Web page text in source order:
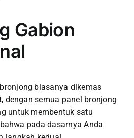
Gabion
biasanya dikemas
dengan semua panel bronjong
untuk membentuk satu
pada dasarnya Anda